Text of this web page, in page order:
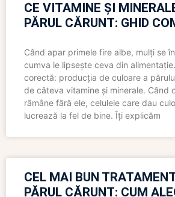
CE VITAMINE ȘI
PĂRUL CĂRUNT: GHID
Când apar primele fire albe, mulți se
cumva le lipsește ceva din
corectă: producția de culoare a
de câteva vitamine și minerale. Când
rămâne fără ele, celulele care dau
lucrează la fel de bine. Îți explicăm
CEL MAI BUN
PĂRUL CĂRUNT: CUM